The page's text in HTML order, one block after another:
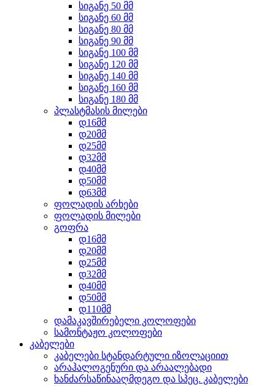
სიგანე 50 მმ
სიგანე 60 მმ
სიგანე 80 მმ
სიგანე 90 მმ
სიგანე 100 მმ
სიგანე 120 მმ
სიგანე 140 მმ
სიგანე 160 მმ
სიგანე 180 მმ
პლასტმასის მილები
დ16მმ
დ20მმ
დ25მმ
დ32მმ
დ40მმ
დ50მმ
დ63მმ
ფოლადის არხები
ფოლადის მილები
გოფრა
დ16მმ
დ20მმ
დ25მმ
დ32მმ
დ40მმ
დ50მმ
დ110მმ
დამაკავშირებელი კოლოფები
სამონტაჟო კოლოფები
კაბელები
კაბელები სტანდარტული იზოლაციით
არაჰალოგენური და არაალებადი
ხანძარსაწინააღმდეგო და სპეც. კაბელები